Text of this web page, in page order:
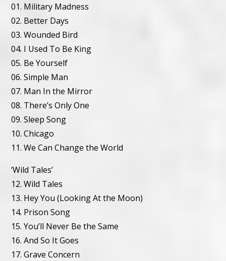
01. Military Madness
02. Better Days
03. Wounded Bird
04. I Used To Be King
05. Be Yourself
06. Simple Man
07. Man In the Mirror
08. There’s Only One
09. Sleep Song
10. Chicago
11. We Can Change the World
‘Wild Tales’
12. Wild Tales
13. Hey You (Looking At the Moon)
14. Prison Song
15. You’ll Never Be the Same
16. And So It Goes
17. Grave Concern